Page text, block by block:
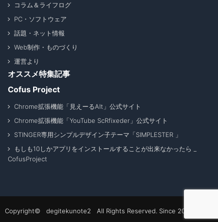
コラム＆ライフログ
PC・ソフトウェア
話題・ネット情報
Web制作・ものづくり
運営より
オススメ特集記事
Cofus Project
Chrome拡張機能「見えーるAlt」公式サイト
Chrome拡張機能「YouTube ScRfixeder」公式サイト
STINGER専用シンプルデザイン子テーマ「SIMPLESTER 」
もしも10しかアプリをインストールすることが出来なかったら _
CofusProject
Copyright© degitekunote2 All Rights Reserved. Since 2011 - 2026